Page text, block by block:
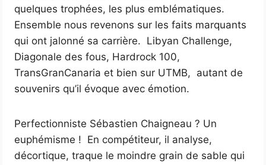
quelques trophées, les plus emblématiques.
Ensemble nous revenons sur les faits marquants
qui ont jalonné sa carrière. Libyan Challenge,
Diagonale des fous, Hardrock 100,
TransGranCanaria et bien sur UTMB, autant de
souvenirs qu’il évoque avec émotion.
Perfectionniste Sébastien Chaigneau ? Un
euphémisme ! En compétiteur, il analyse,
décortique, traque le moindre grain de sable qui